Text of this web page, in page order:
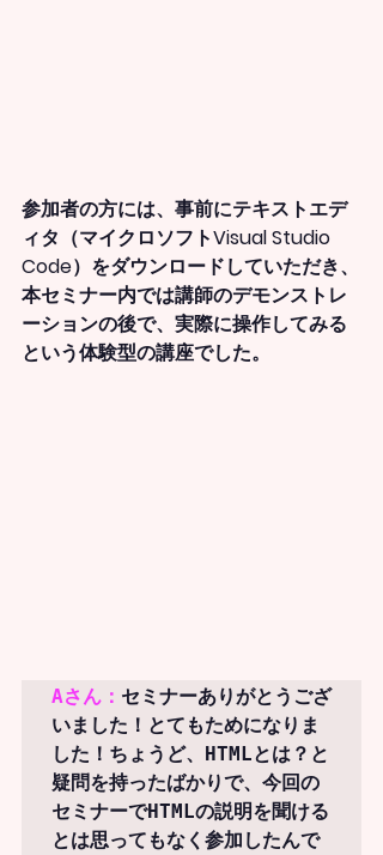
参加者の方には、事前にテキストエデ
ィタ（マイクロソフトVisual Studio
Code）をダウンロードしていただき、
本セミナー内では講師のデモンストレ
ーションの後で、実際に操作してみる
という体験型の講座でした。
Aさん： セミナーありがとうござ
いました！ とてもためになりま
した！ ちょうど、HTMLとは？と
疑問を持ったばかりで、今回の
セミナーでHTMLの説明を聞ける
とは思ってもなく参加したんで